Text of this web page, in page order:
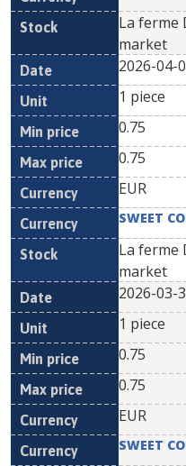
La ferme
market
2026-04-
1 piece
0.75
0.75
EUR
SWEET
La ferme
market
2026-03-
1 piece
0.75
0.75
EUR
SWEET